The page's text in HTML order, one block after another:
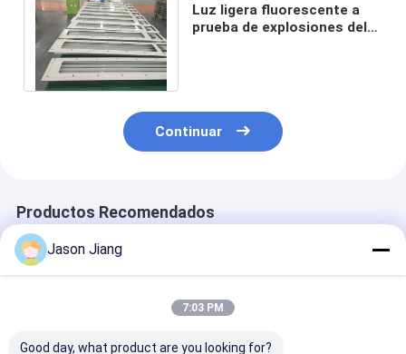
Luz ligera fluorescente a
prueba de explosiones del
Continuar
Productos Recomendados
Jason Jiang
7:03 PM
Good day, what product are you looking for?